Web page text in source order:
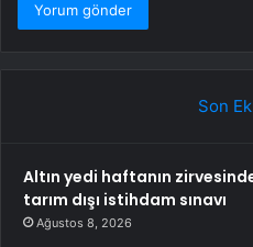
Son
Altın yedi haftanın
tarım dışı istihdam sınavı
Ağustos 8, 2026